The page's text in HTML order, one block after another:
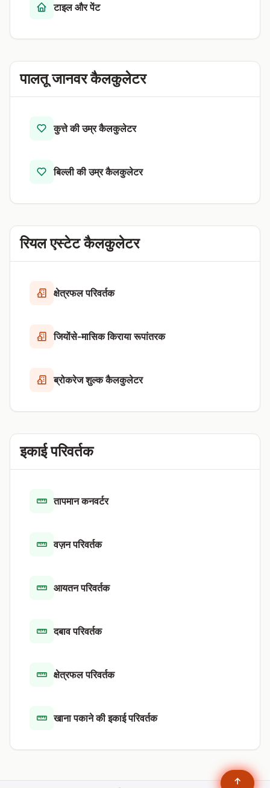
टाइल और पेंट
पालतू जानवर कैलकुलेटर
कुत्ते की उम्र कैलकुलेटर
बिल्ली की उम्र कैलकुलेटर
रियल एस्टेट कैलकुलेटर
क्षेत्रफल परिवर्तक
जियोंसे-मासिक किराया रूपांतरक
ब्रोकरेज शुल्क कैलकुलेटर
इकाई परिवर्तक
तापमान कनवर्टर
वज़न परिवर्तक
आयतन परिवर्तक
दबाव परिवर्तक
क्षेत्रफल परिवर्तक
खाना पकाने की इकाई परिवर्तक
↑